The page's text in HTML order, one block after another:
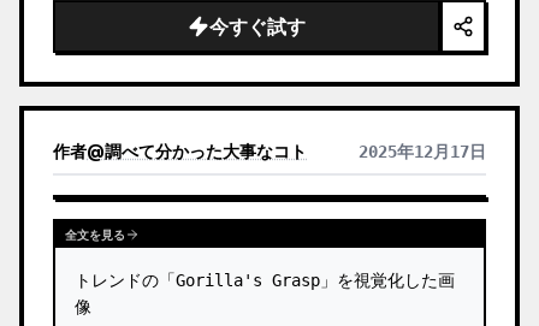
今すぐ試す
作者@調べて分かった大事なコト 2025年12月17日
全文を見る
トレンドの「Gorilla's Grasp」を視覚化した画
像